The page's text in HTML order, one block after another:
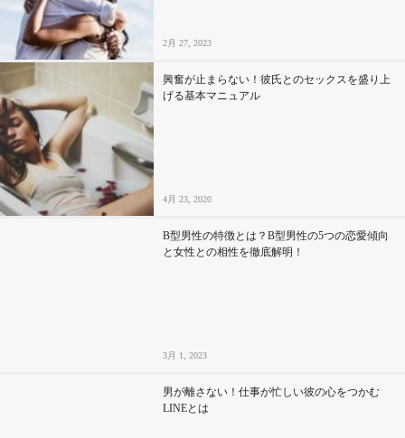
2月 27, 2023
興奮が止まらない！彼氏とのセックスを盛り上
げる基本マニュアル
4月 23, 2020
B型男性の特徴とは？B型男性の5つの恋愛傾向
と女性との相性を徹底解明！
3月 1, 2023
男が離さない！仕事が忙しい彼の心をつかむ
LINEとは